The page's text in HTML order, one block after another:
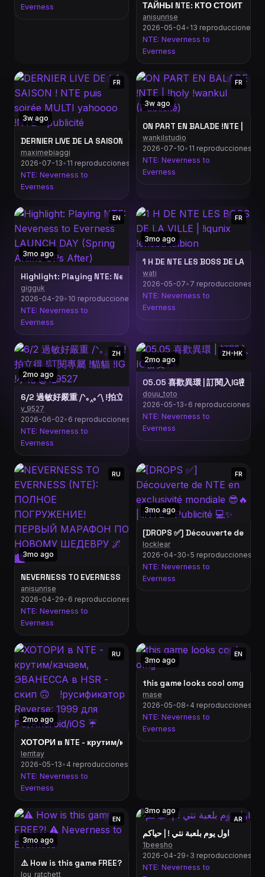
Everness
ТАЙНЫ NTE: КТО СТОИТ ЗА
anisunrise
2026-05-04• 13 reproducciones
NTE: Neverness to
Everness
3w ago
FR
maximebiaggi
2026-07-13• 11 reproducciones
NTE: Neverness to
Everness
3w ago
FR
ON PART EN BALADE !NTE |
wankilstudio
2026-07-10• 11 reproducciones
NTE: Neverness to
Everness
3mo ago
EN
Highlight: Playing NTE: Neveness to Everness LAUNCH DAY
gigguk
2026-04-29• 10 reproducciones
NTE: Neverness to
Everness
3mo ago
FR
1 H DE NTE LES BOSS DE LA
wati
2026-05-07• 7 reproducciones
NTE: Neverness to
Everness
2mo ago
ZH
6/2 過敏好嚴重 /ᐠ｡‸｡ᐟ\ !拍立得 !訂閱專屬 !貓貓 !IG !小花 @v_9527
v_9527
2026-06-02• 6 reproducciones
NTE: Neverness to
Everness
2mo ago
ZH-HK
05.05 喜歡異環 | 訂閱入IG密友++
douu_toto
2026-05-13• 6 reproducciones
NTE: Neverness to
Everness
3mo ago
RU
NEVERNESS TO EVERNESS (NTE): ПОЛНОЕ
anisunrise
2026-04-29• 6 reproducciones
NTE: Neverness to
Everness
3mo ago
FR
[DROPS ✅] Découverte de
locklear
2026-04-30•5 reproducciones
NTE: Neverness to
Everness
2mo ago
RU
ХОТОРИ в NTE - крутим/качаем, ЭВАНЕССА в HSR - скип 🙃
lerritay
2026-05-13• 4 reproducciones
NTE: Neverness to
Everness
3mo ago
EN
this game looks cool omg
mase
2026-05-08• 4 reproducciones
NTE: Neverness to
Everness
3mo ago
EN
⚠️ How is this game FREE?! ⚠️ Neverness to Everness
lou_ratchett
3mo ago
AR
اول يوم بلعبة نتي ! | حياكم
1beesho
2026-04-29• 3 reproducciones
NTE: Neverness to